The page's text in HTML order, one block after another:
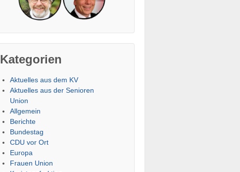
Kategorien
Aktuelles aus dem KV
Aktuelles aus der Senioren
Union
Allgemein
Berichte
Bundestag
CDU vor Ort
Europa
Frauen Union